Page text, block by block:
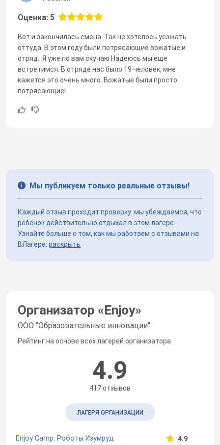
Оценка: 5
Вот и закончилась смена. Так не хотелось уезжать
оттуда. В этом году были потрясающие вожатые и
отряд. Я уже по вам скучаю Надеюсь мы еще
встретимся. В отряде нас было 19 человек, мне
кажется это очень много. Вожатые были просто
потрясающие!
Мы публикуем только реальные отзывы!
Каждый отзыв проходит проверку: мы убеждаемся, что
ребёнок действительно отдыхал в этом лагере.
Узнайте больше о том, как мы работаем с отзывами на
ВЛагере: раскрыть
Организатор «Enjoy»
ООО "Образовательные инновации"
Рейтинг на основе всех лагерей организатора
4.9
417 отзывов
ЛАГЕРЯ ОРГАНИЗАЦИИ
Enjoy Camp. Роботы Изумруд
4.9